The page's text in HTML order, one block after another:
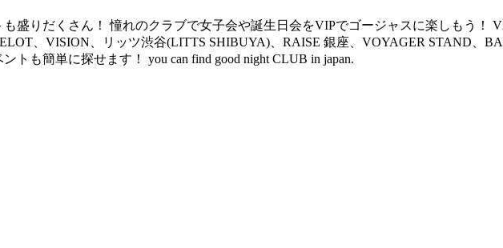
盛りだくさん！ 憧れのクラブで女子会や誕生日会をVIPでゴージャスに楽しもう！
、VISION、リッツ渋谷(LITTS SHIBUYA)、RAISE 銀座、VOYAGER STAND、
トも簡単に探せます！ you can find good night CLUB in japan.